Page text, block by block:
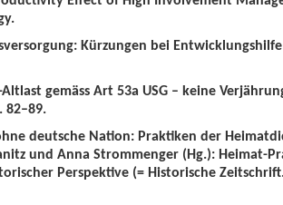
Kürzungen bei
gemäss Art 53a USG – keine
82–89.
deutsche Nation: Praktiken der
und Anna Strommenger (Hg.): Heimat-
Perspektive (= Historische